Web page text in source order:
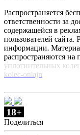
Распространяется
ответственности за
содержащейся в
пользователей сайта.
информации.
распространяются на
уплотнительных
kolec-onlajn
18+
Поделиться